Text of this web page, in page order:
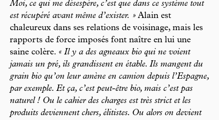
Moi, ce qui me désespère, c’est que dans ce système tout
est récupéré avant même d’exister. » Alain est
chaleureux dans ses relations de voisinage, mais les
rapports de force imposés font naître en lui une
saine colère. « Il y a des agneaux bio qui ne voient
jamais un pré, ils grandissent en étable. Ils mangent du
grain bio qu’on leur amène en camion depuis l’Espagne,
par exemple. Et ça, c’est peut-être bio, mais c’est pas
naturel ! Ou le cahier des charges est très strict et les
produits deviennent chers, élitistes. Ou alors on devient